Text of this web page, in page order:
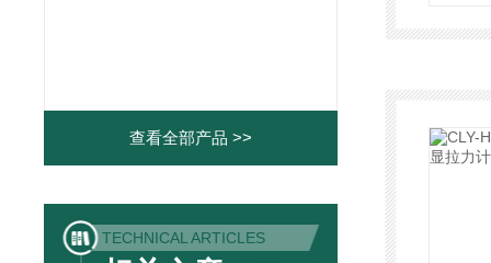
查看全部产品 >>
TECHNICAL ARTICLES